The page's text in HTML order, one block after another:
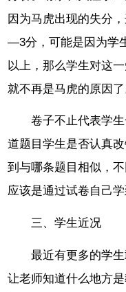
因为马虎出现的失分
—3分，可能是因为学
以上，那么学生对这
就不再是马虎的原因了
卷子不止代表学
道题目学生是否认真
到与哪条题目相似，
应该是通过试卷自己学
三、学生近况
最近有更多的学
让老师知道什么地方